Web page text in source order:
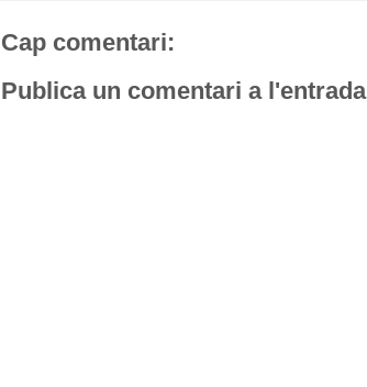
Cap comentari:
Publica un comentari a l'entrada